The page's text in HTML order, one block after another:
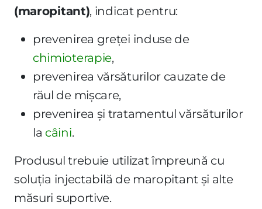
(maropitant), indicat pentru:
prevenirea greței induse de
chimioterapie,
prevenirea vărsăturilor cauzate de
răul de mișcare,
prevenirea și tratamentul vărsăturilor
la câini.
Produsul trebuie utilizat împreună cu
soluția injectabilă de maropitant și alte
măsuri suportive.